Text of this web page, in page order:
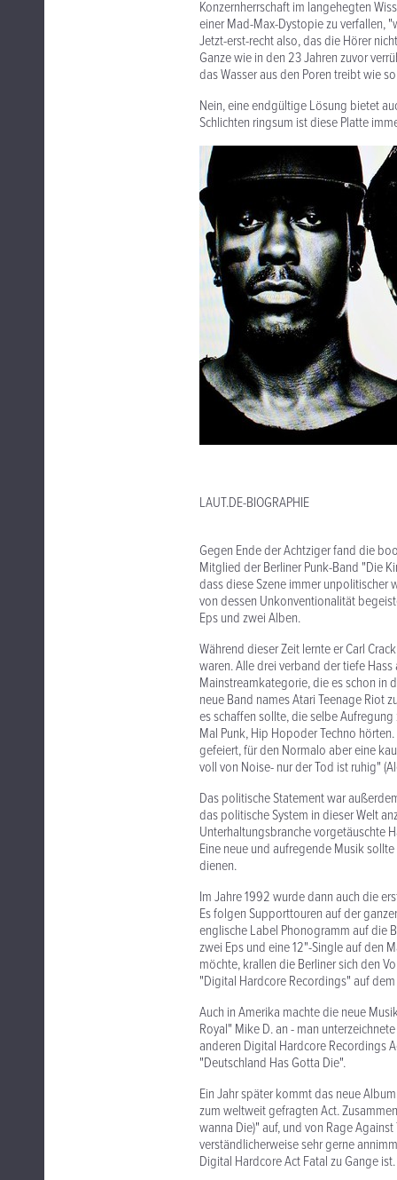
Konzernherrschaft im langehegten
einer Mad-Max-Dystopie zu verfallen,
Jetzt-erst-recht also, das die Hörer
Ganze wie in den 23 Jahren zuvor
das Wasser aus den Poren treibt wie
Nein, eine endgültige Lösung bietet
Schlichten ringsum ist diese Platte
LAUT.DE-BIOGRAPHIE
Gegen Ende der Achtziger fand die
Mitglied der Berliner Punk-Band "Die
dass diese Szene immer unpolitischer
von dessen Unkonventionalität
Eps und zwei Alben.
Während dieser Zeit lernte er Carl
waren. Alle drei verband der tiefe
Mainstreamkategorie, die es schon in
neue Band names Atari Teenage Riot
es schaffen sollte, die selbe
Mal Punk, Hip Hopoder Techno
gefeiert, für den Normalo aber eine
voll von Noise- nur der Tod ist ruhig"
Das politische Statement war
das politische System in dieser Welt
Unterhaltungsbranche vorgetäuschte
Eine neue und aufregende Musik
dienen.
Im Jahre 1992 wurde dann auch die
Es folgen Supporttouren auf der
englische Label Phonogramm auf die
zwei Eps und eine 12"-Single auf den
möchte, krallen die Berliner sich den
"Digital Hardcore Recordings" auf
Auch in Amerika machte die neue
Royal" Mike D. an - man
anderen Digital Hardcore Recordings
"Deutschland Has Gotta Die".
Ein Jahr später kommt das neue
zum weltweit gefragten Act.
wanna Die)" auf, und von Rage
verständlicherweise sehr gerne
Digital Hardcore Act Fatal zu Gange ist.